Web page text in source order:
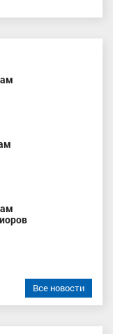
Все новости